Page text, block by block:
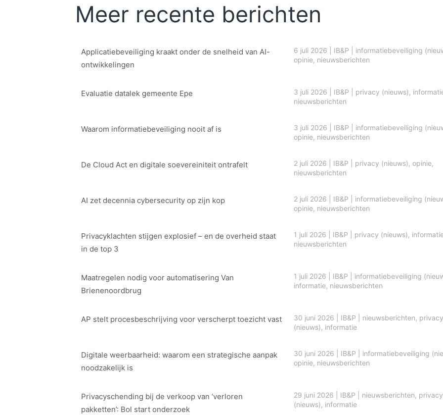
Meer recente berichten
Applicatiebeveiliging kraakt onder de snelheid van AI-
ontwikkelingen
6 juli 2026 IB&P
informatiebeveiliging
opinie, nieuwsberichten
Evaluatie datalek gemeente Epe 3 juli 2026 IB&P privacy (nieuws),
nieuwsberichten
Waarom informatiebeveiliging nooit af is 3 juli 2026 IB&P
informatiebeveiliging
opinie, nieuwsberichten
De Cloud Act en digitale soe­ve­rei­ni­teit ontrafelt 2 juli 2026 IB&P privacy (nieuws), opinie,
nieuwsberichten
AI zet decennia cybersecurity op zijn kop 2 juli 2026 IB&P
informatiebeveiliging
opinie, nieuwsberichten
Privacyklachten stijgen explosief – en de overheid staat
in de top 3
1 juli 2026 IB&P privacy (nieuws),
nieuwsberichten
Maatregelen nodig voor automatisering Van
Brienenoordbrug
1 juli 2026 IB&P
informatiebeveiliging
informatie, nieuwsberichten
AP stelt procesbeschrijving voor verscherpt toezicht vast 30 juni 2026 IB&P nieuwsberichten, privacy
(nieuws), informatie
Digitale weerbaarheid: waarom een strategische aanpak
noodzakelijk is
30 juni 2026 IB&P
informatiebeveiliging
opinie, nieuwsberichten
Privacyschending bij de verkoop van ‘verloren
pakketten’: Bol start onderzoek
29 juni 2026 IB&P nieuwsberichten, privacy
(nieuws), informatie